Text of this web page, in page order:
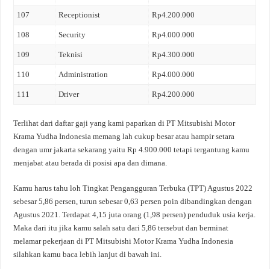
107 Receptionist Rp4.200.000
108 Security Rp4.000.000
109 Teknisi Rp4.300.000
110 Administration Rp4.000.000
111 Driver Rp4.200.000
Terlihat dari daftar gaji yang kami paparkan di PT Mitsubishi Motor
Krama Yudha Indonesia memang lah cukup besar atau hampir setara
dengan umr jakarta sekarang yaitu Rp 4.900.000 tetapi tergantung kamu
menjabat atau berada di posisi apa dan dimana.
Kamu harus tahu loh Tingkat Pengangguran Terbuka (TPT) Agustus 2022
sebesar 5,86 persen, turun sebesar 0,63 persen poin dibandingkan dengan
Agustus 2021. Terdapat 4,15 juta orang (1,98 persen) penduduk usia kerja.
Maka dari itu jika kamu salah satu dari 5,86 tersebut dan berminat
melamar pekerjaan di PT Mitsubishi Motor Krama Yudha Indonesia
silahkan kamu baca lebih lanjut di bawah ini.